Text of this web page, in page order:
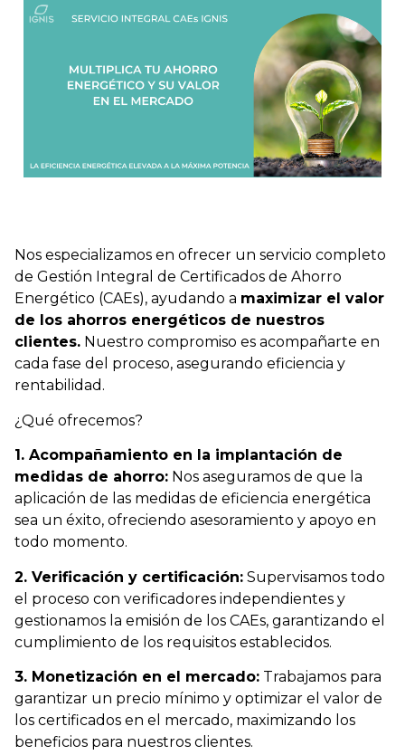
Nos especializamos en ofrecer un servicio completo
de Gestión Integral de Certificados de Ahorro
Energético (CAEs), ayudando a maximizar el valor
de los ahorros energéticos de nuestros
clientes. Nuestro compromiso es acompañarte en
cada fase del proceso, asegurando eficiencia y
rentabilidad.
¿Qué ofrecemos?
1. Acompañamiento en la implantación de
medidas de ahorro: Nos aseguramos de que la
aplicación de las medidas de eficiencia energética
sea un éxito, ofreciendo asesoramiento y apoyo en
todo momento.
2. Verificación y certificación: Supervisamos todo
el proceso con verificadores independientes y
gestionamos la emisión de los CAEs, garantizando el
cumplimiento de los requisitos establecidos.
3. Monetización en el mercado: Trabajamos para
garantizar un precio mínimo y optimizar el valor de
los certificados en el mercado, maximizando los
beneficios para nuestros clientes.